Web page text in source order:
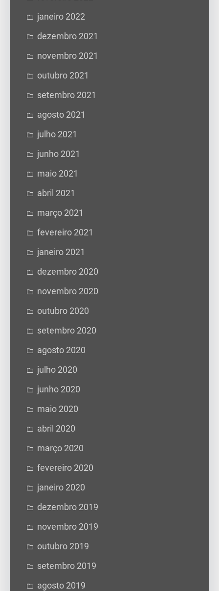
janeiro 2022
dezembro 2021
novembro 2021
outubro 2021
setembro 2021
agosto 2021
julho 2021
junho 2021
maio 2021
abril 2021
março 2021
fevereiro 2021
janeiro 2021
dezembro 2020
novembro 2020
outubro 2020
setembro 2020
agosto 2020
julho 2020
junho 2020
maio 2020
abril 2020
março 2020
fevereiro 2020
janeiro 2020
dezembro 2019
novembro 2019
outubro 2019
setembro 2019
agosto 2019